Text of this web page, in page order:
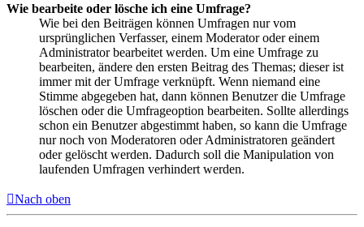
Wie bearbeite oder lösche ich eine Umfrage?
Wie bei den Beiträgen können Umfragen nur vom
ursprünglichen Verfasser, einem Moderator oder einem
Administrator bearbeitet werden. Um eine Umfrage zu
bearbeiten, ändere den ersten Beitrag des Themas; dieser ist
immer mit der Umfrage verknüpft. Wenn niemand eine
Stimme abgegeben hat, dann können Benutzer die Umfrage
löschen oder die Umfrageoption bearbeiten. Sollte allerdings
schon ein Benutzer abgestimmt haben, so kann die Umfrage
nur noch von Moderatoren oder Administratoren geändert
oder gelöscht werden. Dadurch soll die Manipulation von
laufenden Umfragen verhindert werden.
Nach oben